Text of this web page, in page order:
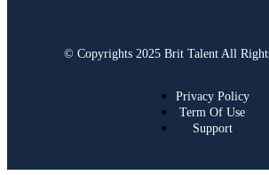
© Copyrights 2025 Brit Talent All Rights
Privacy Policy
Term Of Use
Support